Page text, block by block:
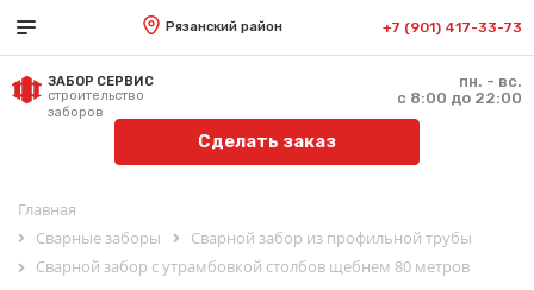
Рязанский район +7 (901) 417-33-73
ЗАБОР СЕРВИС
строительство
заборов
пн. - вс.
с 8:00 до 22:00
Сделать заказ
Главная
Сварные заборы
Сварной забор из профильной трубы
Сварной забор с утрамбовкой столбов щебнем 80 метров